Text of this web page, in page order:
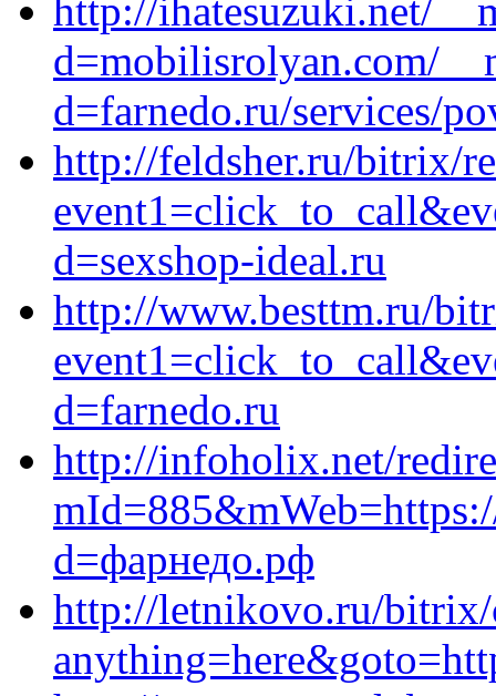
http://ihatesuzuki.net/
d=mobilisrolyan.com/
d=farnedo.ru/services/
http://feldsher.ru/bitrix/
d=sexshop-ideal.ru
http://www.besttm.ru/
d=farnedo.ru
http://infoholix.net/
d=фарнедо.рф
http://letnikovo.ru/